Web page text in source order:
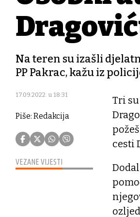
Na teren su izašli
PP Pakrac, kažu iz
17.09.2022. u 18:31
Piše: Redakcija
VEZANE VIJESTI
Tri
cesti